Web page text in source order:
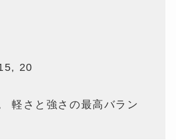
20
軽さと強さの最高バラン